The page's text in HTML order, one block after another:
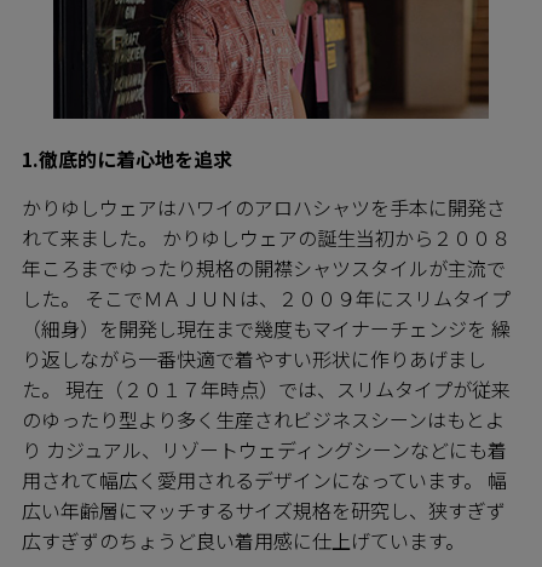
1.徹底的に着心地を追求
かりゆしウェアはハワイのアロハシャツを手本に開発さ
れて来ました。 かりゆしウェアの誕生当初から２００８
年ころまでゆったり規格の開襟シャツスタイルが主流で
した。 そこでＭＡＪＵＮは、２００９年にスリムタイプ
（細身）を開発し現在まで幾度もマイナーチェンジを 繰
り返しながら一番快適で着やすい形状に作りあげまし
た。 現在（２０１７年時点）では、スリムタイプが従来
のゆったり型より多く生産されビジネスシーンはもとよ
り カジュアル、リゾートウェディングシーンなどにも着
用されて幅広く愛用されるデザインになっています。 幅
広い年齢層にマッチするサイズ規格を研究し、狭すぎず
広すぎずのちょうど良い着用感に仕上げています。